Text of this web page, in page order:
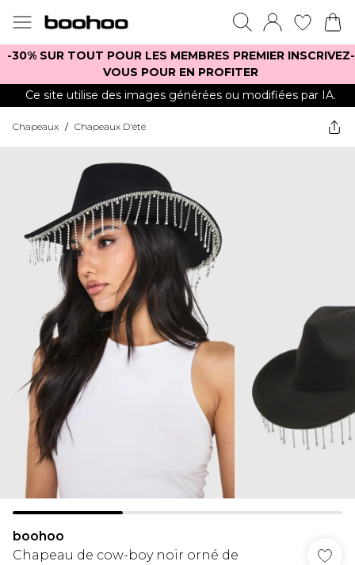
-30% SUR TOUT POUR LES MEMBRES PREMIER INSCRIVEZ-
VOUS POUR EN PROFITER
Ce site utilise des images générées ou modifiées par IA.
Chapeaux / Chapeaux D'été
boohoo
Chapeau de cow-boy noir orné de